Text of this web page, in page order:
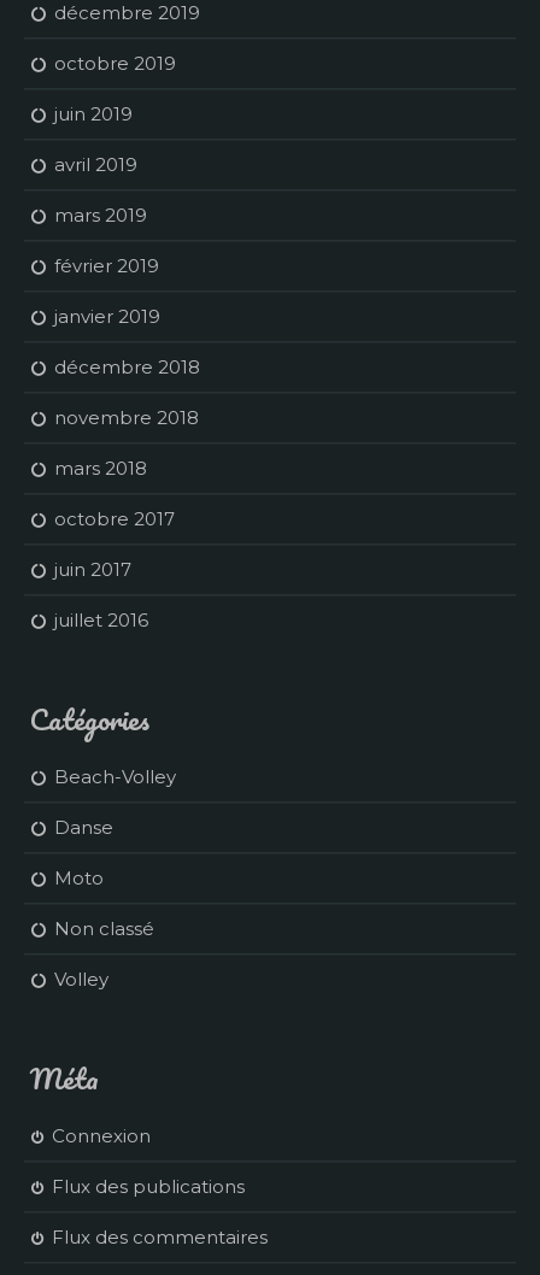
décembre 2019
octobre 2019
juin 2019
avril 2019
mars 2019
février 2019
janvier 2019
décembre 2018
novembre 2018
mars 2018
octobre 2017
juin 2017
juillet 2016
Catégories
Beach-Volley
Danse
Moto
Non classé
Volley
Méta
Connexion
Flux des publications
Flux des commentaires